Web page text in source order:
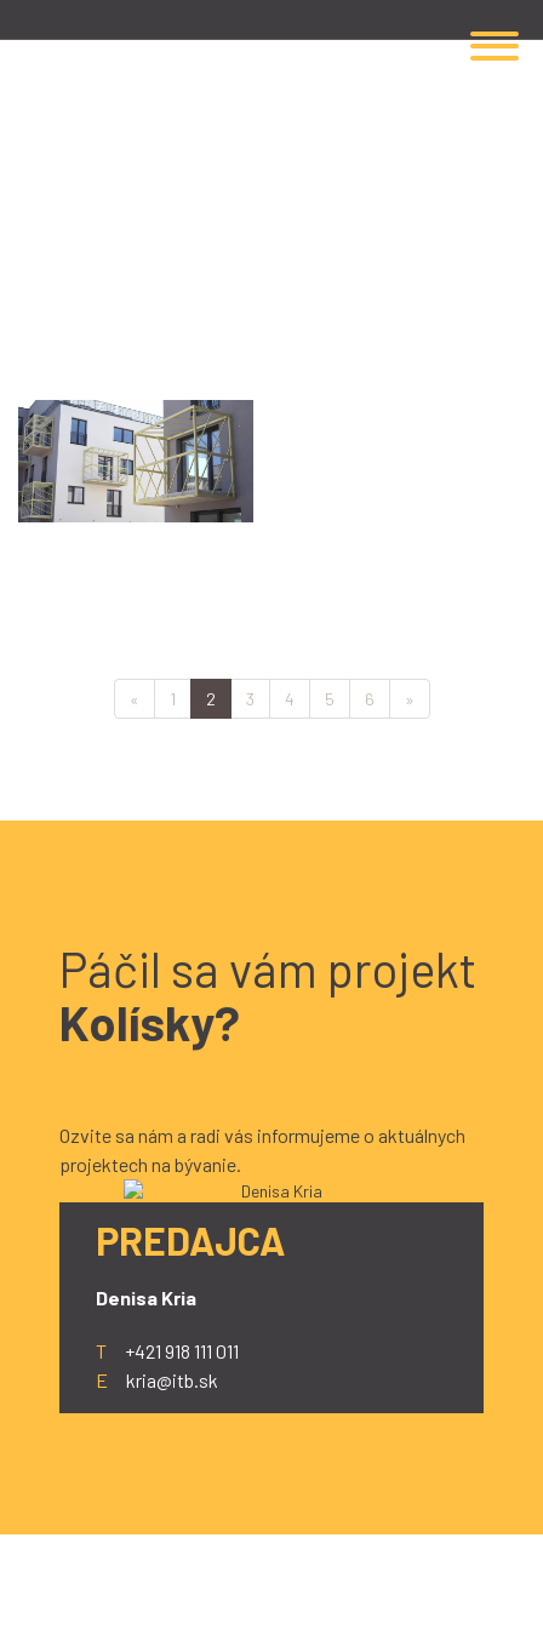
« 1 2 3 4 5 6 »
Páčil sa vám projekt
Kolísky?
Ozvite sa nám a radi vás informujeme o aktuálnych
projektech na bývanie.
PREDAJCA
Denisa Kria
T
+421 918 111 011
E
kria@itb.sk